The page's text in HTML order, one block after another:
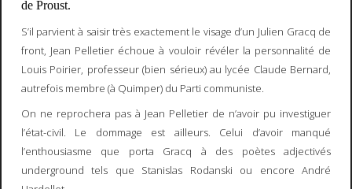
de Proust.
S’il parvient à saisir très exactement le visage d’un Julien Gracq de
front, Jean Pelletier échoue à vouloir révéler la personnalité de
Louis Poirier, professeur (bien sérieux) au lycée Claude Bernard,
autrefois membre (à Quimper) du Parti communiste.
On ne reprochera pas à Jean Pelletier de n’avoir pu investiguer
l’état-civil. Le dommage est ailleurs. Celui d’avoir manqué
l’enthousiasme que porta Gracq à des poètes adjectivés
underground tels que Stanislas Rodanski ou encore André